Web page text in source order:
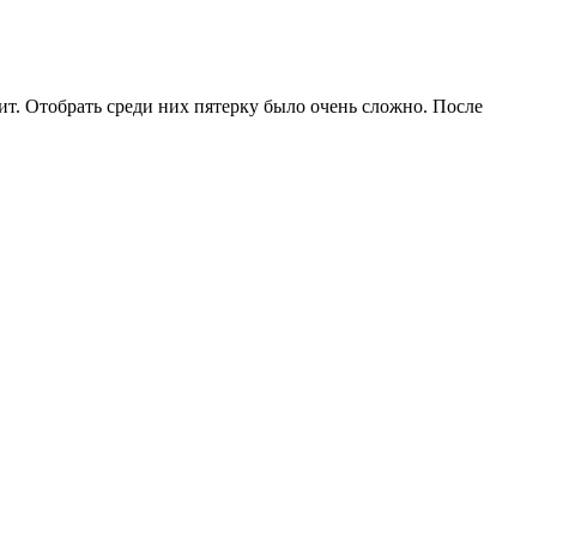
Отобрать среди них пятерку было очень сложно. После